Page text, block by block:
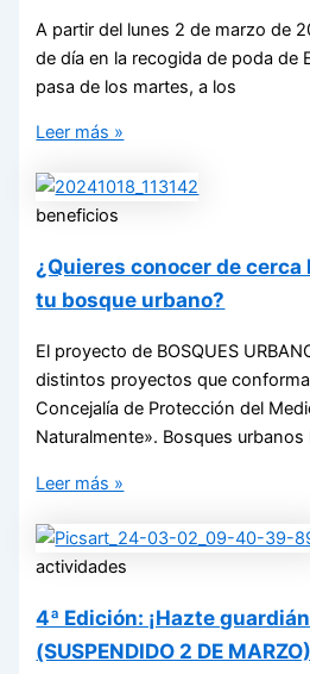
A partir del lunes 2 de marzo de
de día en la recogida de poda de
pasa de los martes, a los
Leer más »
beneficios
¿Quieres conocer de
tu bosque urbano?
El proyecto de BOSQUES
distintos proyectos que
Concejalía de Protección del
Naturalmente». Bosques
Leer más »
actividades
4ª Edición: ¡Hazte
(SUSPENDIDO 2 DE MARZO)